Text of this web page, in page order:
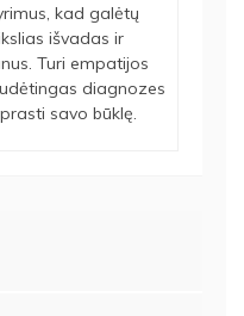
kad galėtų
išvadas ir
Turi empatijos
diagnozes
savo būklę.